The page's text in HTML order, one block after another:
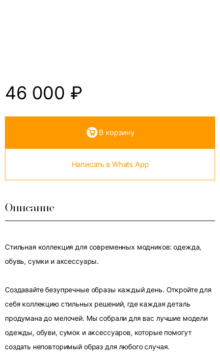
46 000 ₽
В корзину
Написать в Whats App
Описание
Стильная коллекция для современных модников: одежда,
обувь, сумки и аксессуары.
Создавайте безупречные образы каждый день. Откройте для
себя коллекцию стильных решений, где каждая деталь
продумана до мелочей. Мы собрали для вас лучшие модели
одежды, обуви, сумок и аксессуаров, которые помогут
создать неповторимый образ для любого случая.